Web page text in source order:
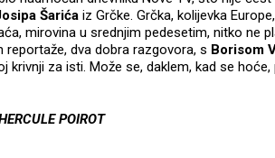
Šarića iz Grčke. Grčka, kolijevka
mirovina u srednjim pedesetim, nitko ne
reportaže, dva dobra razgovora, s Borisom
krivnji za isti. Može se, daklem, kad se hoće,
POIROT